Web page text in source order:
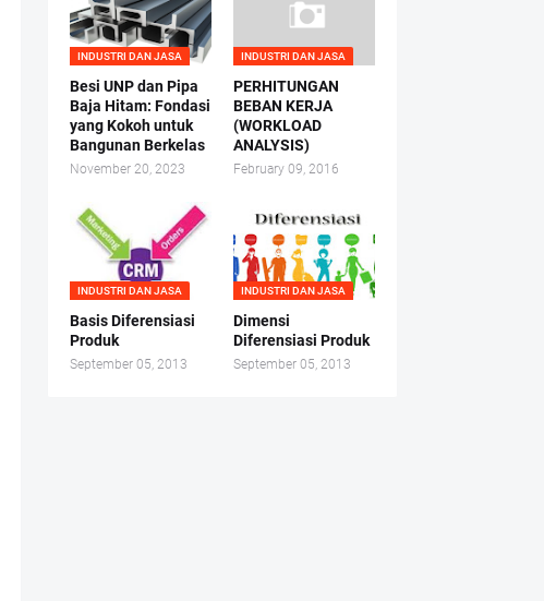
INDUSTRI DAN JASA
Besi UNP dan Pipa
Baja Hitam: Fondasi
yang Kokoh untuk
Bangunan Berkelas
November 20, 2023
INDUSTRI DAN JASA
PERHITUNGAN
BEBAN KERJA
(WORKLOAD
ANALYSIS)
February 09, 2016
INDUSTRI DAN JASA
Basis Diferensiasi
Produk
September 05, 2013
INDUSTRI DAN JASA
Dimensi
Diferensiasi Produk
September 05, 2013